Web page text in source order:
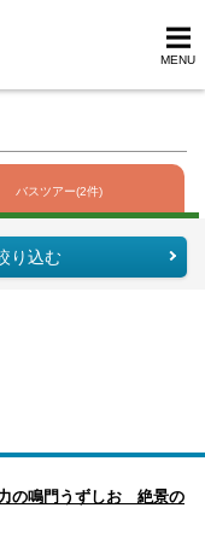
MENU
バスツアー(2件)
り込む
力の鳴門うずしお 絶景の